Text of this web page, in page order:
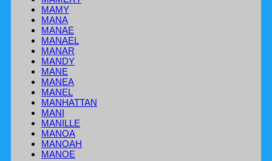
MAMY
MANA
MANAE
MANAEL
MANAR
MANDY
MANE
MANEA
MANEL
MANHATTAN
MANI
MANILLE
MANOA
MANOAH
MANOE